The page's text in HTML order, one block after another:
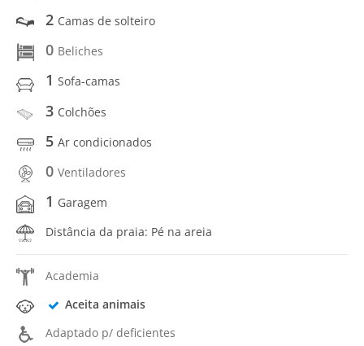
2 Camas de solteiro
0 Beliches
1 Sofa-camas
3 Colchões
5 Ar condicionados
0 Ventiladores
1 Garagem
Distância da praia: Pé na areia
Academia
Aceita animais
Adaptado p/ deficientes